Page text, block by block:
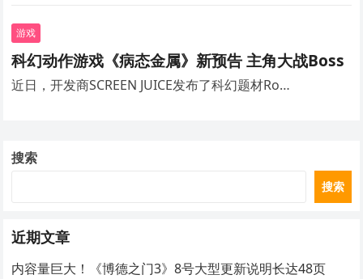
游戏
科幻动作游戏《病态金属》新预告 主角大战Boss
近日，开发商SCREEN JUICE发布了科幻题材Ro…
搜索
搜索
近期文章
内容量巨大！《博德之门3》8号大型更新说明长达48页